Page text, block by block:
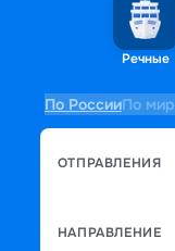
Речные
По РоссииПо
ОТПРАВЛЕНИЯ
НАПРАВЛЕНИЕ